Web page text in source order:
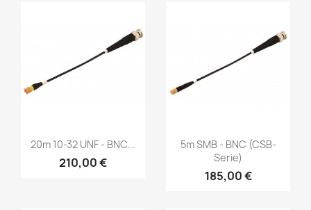
Vorschau
20m 10-32 UNF - BNC...
210,00 €
Vorschau
5m SMB - BNC (CSB-
Serie)
185,00 €